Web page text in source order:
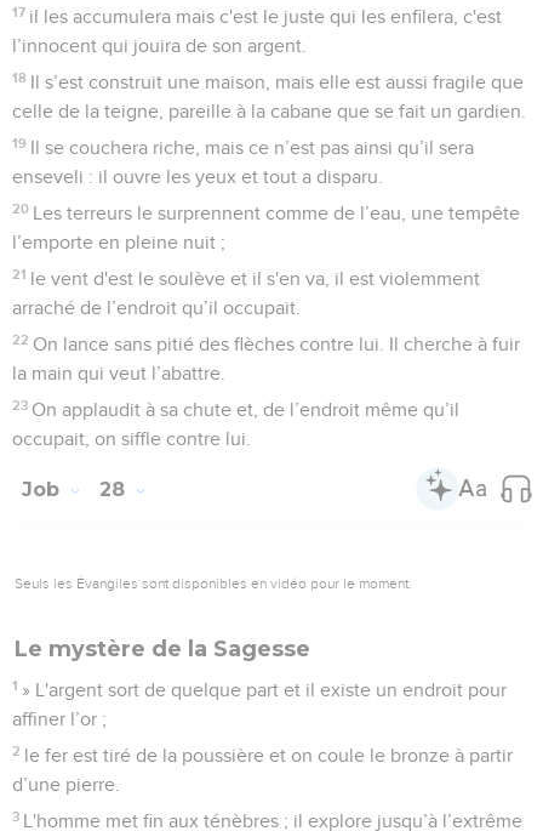
17 il les accumulera mais c'est le juste qui les enfilera, c'est
l’innocent qui jouira de son argent.
18 Il s’est construit une maison, mais elle est aussi fragile que
celle de la teigne, pareille à la cabane que se fait un gardien.
19 Il se couchera riche, mais ce n’est pas ainsi qu’il sera
enseveli : il ouvre les yeux et tout a disparu.
20 Les terreurs le surprennent comme de l’eau, une tempête
l’emporte en pleine nuit ;
21 le vent d'est le soulève et il s'en va, il est violemment
arraché de l’endroit qu’il occupait.
22 On lance sans pitié des flèches contre lui. Il cherche à fuir
la main qui veut l’abattre.
23 On applaudit à sa chute et, de l’endroit même qu’il
occupait, on siffle contre lui.
Job 28
Seuls les Évangiles sont disponibles en vidéo pour le moment.
Le mystère de la Sagesse
1 » L'argent sort de quelque part et il existe un endroit pour
affiner l’or ;
2 le fer est tiré de la poussière et on coule le bronze à partir
d’une pierre.
3 L'homme met fin aux ténèbres ; il explore jusqu’à l’extrême